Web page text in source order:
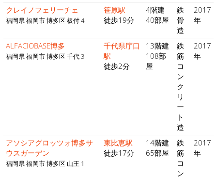
クレイノフェリーチェ
福岡県 福岡市 博多区 板付 4
笹原駅
徒歩19分
4階建
40部屋
鉄
骨
造
2017
年
ALFACIOBASE博多
福岡県 福岡市 博多区 千代 3
千代県庁口
駅
徒歩2分
13階建
108部
屋
鉄
筋
コ
ン
ク
リ
ー
ト
造
2017
年
アソシアグロッツォ博多サ
ウスガーデン
福岡県 福岡市 博多区 山王 1
東比恵駅
徒歩17分
14階建
65部屋
鉄
筋
コ
ン
2017
年